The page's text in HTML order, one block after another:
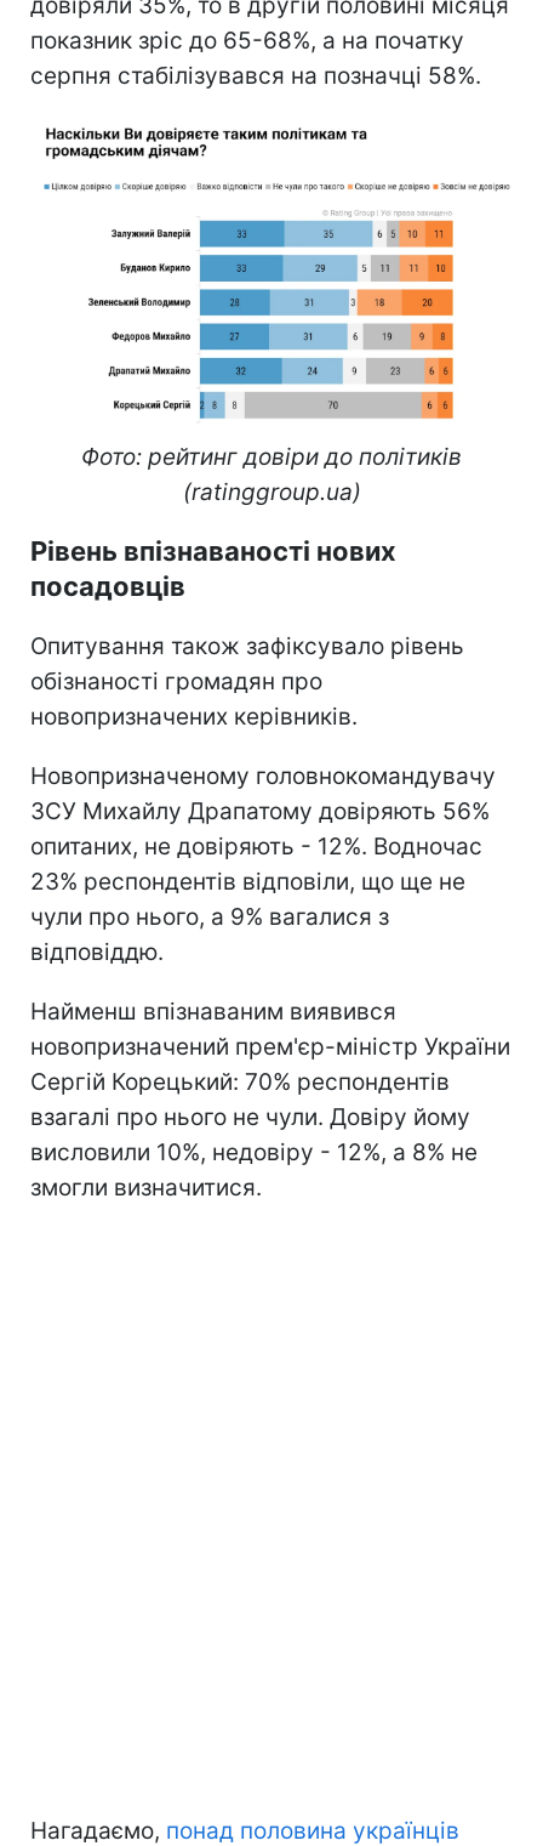
показник зріс до 65-68%, а на початку
серпня стабілізувався на позначці 58%.
Фото: рейтинг довіри до політиків
(ratinggroup.ua)
Рівень впізнаваності нових
посадовців
Опитування також зафіксувало рівень
обізнаності громадян про
новопризначених керівників.
Новопризначеному головнокомандувачу
ЗСУ Михайлу Драпатому довіряють 56%
опитаних, не довіряють - 12%. Водночас
23% респондентів відповіли, що ще не
чули про нього, а 9% вагалися з
відповіддю.
Найменш впізнаваним виявився
новопризначений прем'єр-міністр України
Сергій Корецький: 70% респондентів
взагалі про нього не чули. Довіру йому
висловили 10%, недовіру - 12%, а 8% не
змогли визначитися.
Нагадаємо, понад половина українців